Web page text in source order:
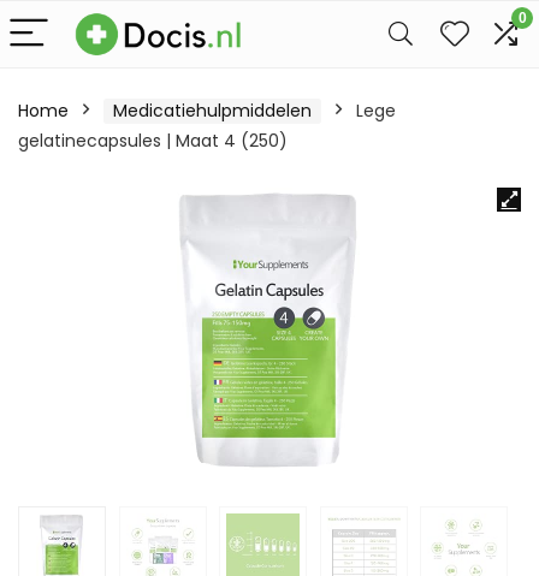
0
Home Medicatiehulpmiddelen
Lege
gelatinecapsules | Maat 4 (250)